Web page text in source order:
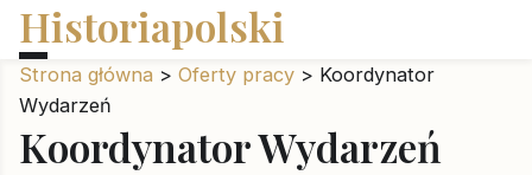
Historiapolski
Strona główna > Oferty pracy > Koordynator
Wydarzeń
Koordynator Wydarzeń